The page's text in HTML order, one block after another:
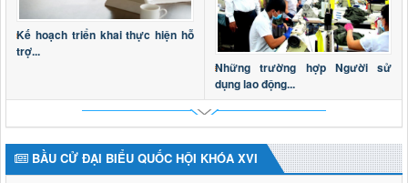
Kế hoạch triển khai thực hiện hỗ
trợ...
Những trường hợp Người sử
dụng lao động...
BẦU CỬ ĐẠI BIỂU QUỐC HỘI KHÓA XVI